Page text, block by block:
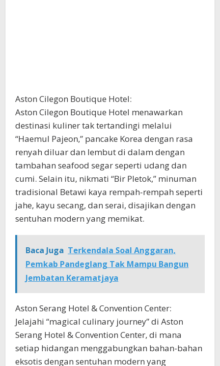
Aston Cilegon Boutique Hotel:
Aston Cilegon Boutique Hotel menawarkan
destinasi kuliner tak tertandingi melalui
“Haemul Pajeon,” pancake Korea dengan rasa
renyah diluar dan lembut di dalam dengan
tambahan seafood segar seperti udang dan
cumi. Selain itu, nikmati “Bir Pletok,” minuman
tradisional Betawi kaya rempah-rempah seperti
jahe, kayu secang, dan serai, disajikan dengan
sentuhan modern yang memikat.
Baca Juga Terkendala Soal Anggaran,
Pemkab Pandeglang Tak Mampu Bangun
Jembatan Keramatjaya
Aston Serang Hotel & Convention Center:
Jelajahi “magical culinary journey” di Aston
Serang Hotel & Convention Center, di mana
setiap hidangan menggabungkan bahan-bahan
eksotis dengan sentuhan modern yang